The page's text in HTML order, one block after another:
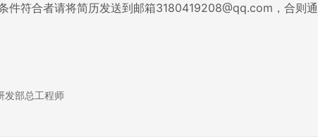
符合者请将简历发送到邮箱3180419208@qq.com，合则通
发部总工程师